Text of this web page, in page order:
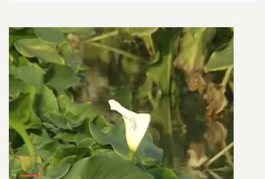
強灌輸不以人為本位的離島海上生態旅遊概念。